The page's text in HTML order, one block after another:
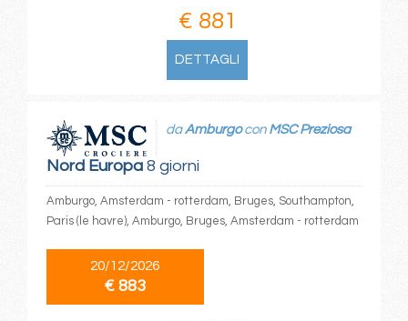
€ 881
DETTAGLI
Nord Europa8 giorni
daAmburgocon MSC Preziosa
Amburgo, Amsterdam - rotterdam, Bruges, Southampton,
Paris (le havre), Amburgo, Bruges, Amsterdam - rotterdam
20/12/2026
€ 883